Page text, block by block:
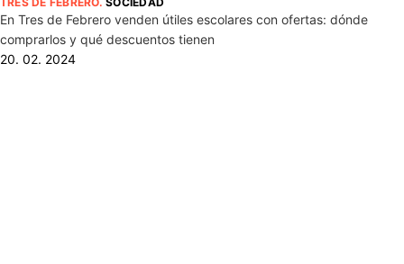
En Tres de Febrero venden útiles escolares con ofertas: dónde
comprarlos y qué descuentos tienen
20. 02. 2024